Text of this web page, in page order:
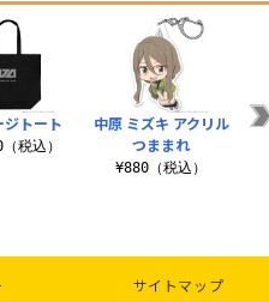
ジトート
税込）
中原 ミズキ アクリル
つままれ
¥880（税込）
喫
サイトマップ